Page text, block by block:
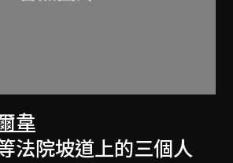
韋
法院坡道上的三個人